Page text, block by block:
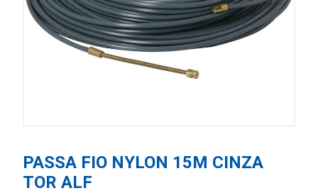
PASSA FIO NYLON 15M CINZA
TOR ALF